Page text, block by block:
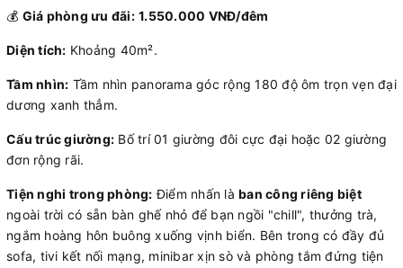
💰 Giá phòng ưu đãi: 1.550.000 VNĐ/đêm
Diện tích: Khoảng 40m².
Tầm nhìn: Tầm nhìn panorama góc rộng 180 độ ôm trọn vẹn đại
dương xanh thẳm.
Cấu trúc giường: Bố trí 01 giường đôi cực đại hoặc 02 giường
đơn rộng rãi.
Tiện nghi trong phòng: Điểm nhấn là ban công riêng biệt
ngoài trời có sẵn bàn ghế nhỏ để bạn ngồi "chill", thưởng trà,
ngắm hoàng hôn buông xuống vịnh biển. Bên trong có đầy đủ
sofa, tivi kết nối mạng, minibar xịn sò và phòng tắm đứng tiện